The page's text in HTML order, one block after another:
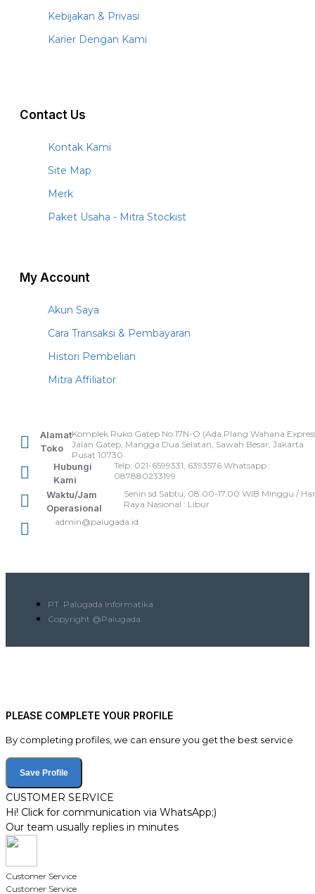
Kebijakan & Privasi
Karier Dengan Kami
Contact Us
Kontak Kami
Site Map
Merk
Paket Usaha - Mitra Stockist
My Account
Akun Saya
Cara Transaksi & Pembayaran
Histori Pembelian
Mitra Affiliator
Alamat
Toko
Komplek Ruko Gatep No.17N-O (Ada Plang Wahana
Jalan Gatep, Mangga Dua Selatan, Sawah Besar, Jakarta
Pusat 10730
Hubungi
Kami
Telp: 021-6599331, 6393576 Whatsapp :
087880233199
Waktu/Jam
Operasional
Senin sd Sabtu, 08.00-17.00 WIB Minggu /
Raya Nasional : Libur
admin@palugada.id
PT. Palugada Informatika
Copyright @Palugada
PLEASE COMPLETE YOUR PROFILE
By completing profiles, we can ensure you get the best service
Save Profile
CUSTOMER SERVICE
Hi! Click for communication via WhatsApp;)
Our team usually replies in minutes
Customer Service
Customer Service